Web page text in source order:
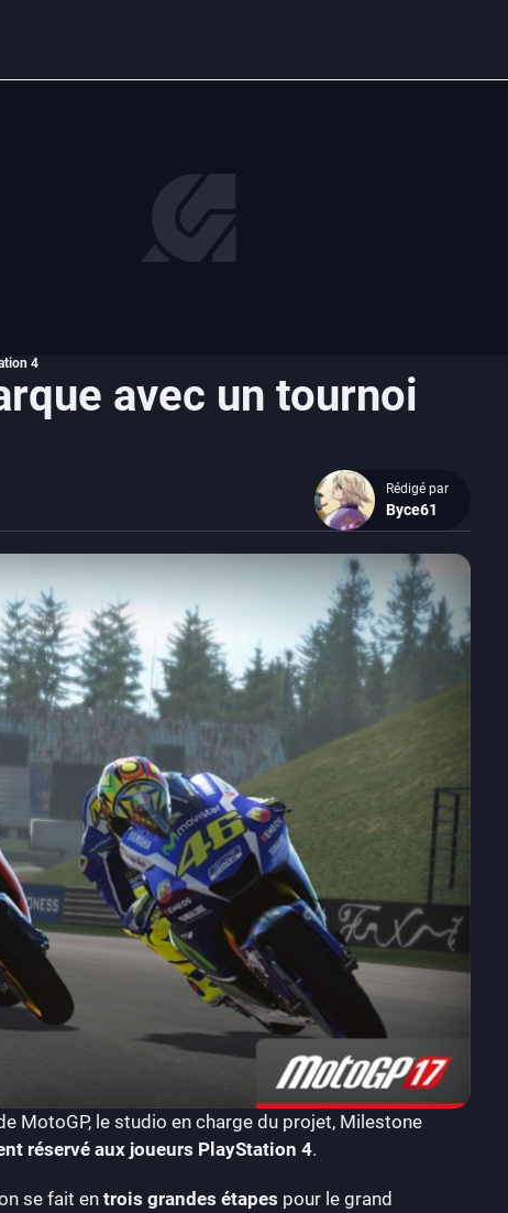
4
avec un tournoi
Rédigé par
Byce61
MotoGP, le studio en charge du projet, Milestone
réservé aux joueurs PlayStation 4.
se fait en trois grandes étapes pour le grand